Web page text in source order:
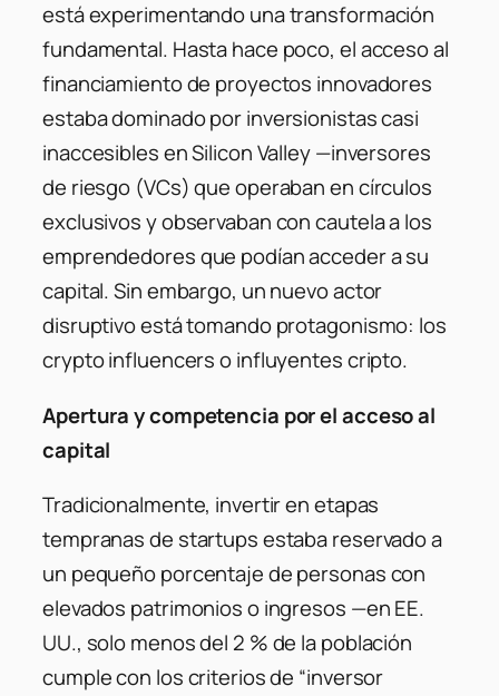
está experimentando una transformación
fundamental. Hasta hace poco, el acceso al
financiamiento de proyectos innovadores
estaba dominado por inversionistas casi
inaccesibles en Silicon Valley —inversores
de riesgo (VCs) que operaban en círculos
exclusivos y observaban con cautela a los
emprendedores que podían acceder a su
capital. Sin embargo, un nuevo actor
disruptivo está tomando protagonismo: los
crypto influencerso influyentes cripto.
Apertura y competencia por el acceso al
capital
Tradicionalmente, invertir en etapas
tempranas de startups estaba reservado a
un pequeño porcentaje de personas con
elevados patrimonios o ingresos —en EE.
UU., solo menos del 2 % de la población
cumple con los criterios de “inversor